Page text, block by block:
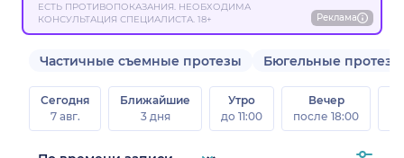
ЕСТЬ ПРОТИВОПОКАЗАНИЯ. НЕОБХОДИМА
КОНСУЛЬТАЦИЯ СПЕЦИАЛИСТА. 18+
Реклама
Частичные съемные протезы Бюгельные протезы
Сегодня
7 авг.
Ближайшие
3 дня
Утро
до 11:00
Вечер
после 18:00